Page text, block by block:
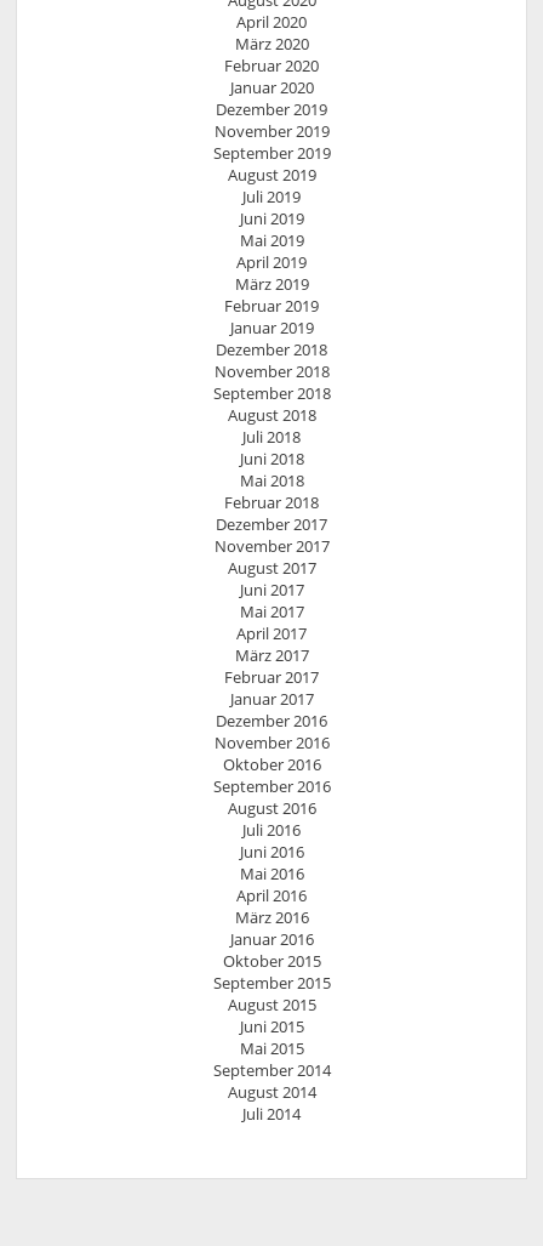
April 2020
März 2020
Februar 2020
Januar 2020
Dezember 2019
November 2019
September 2019
August 2019
Juli 2019
Juni 2019
Mai 2019
April 2019
März 2019
Februar 2019
Januar 2019
Dezember 2018
November 2018
September 2018
August 2018
Juli 2018
Juni 2018
Mai 2018
Februar 2018
Dezember 2017
November 2017
August 2017
Juni 2017
Mai 2017
April 2017
März 2017
Februar 2017
Januar 2017
Dezember 2016
November 2016
Oktober 2016
September 2016
August 2016
Juli 2016
Juni 2016
Mai 2016
April 2016
März 2016
Januar 2016
Oktober 2015
September 2015
August 2015
Juni 2015
Mai 2015
September 2014
August 2014
Juli 2014